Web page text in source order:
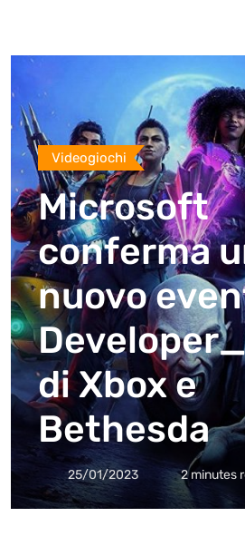
Videogiochi
Microsoft
conferma
nuovo
di Xbox e
Bethesda
25/01/2023 2 minutes